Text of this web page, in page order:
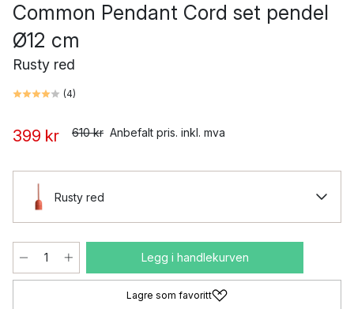
Common Pendant Cord set pendel
Ø12 cm
Rusty red
(4)
399 kr 610 kr Anbefalt pris. inkl. mva
Rusty red
Legg i handlekurven
Lagre som favoritt